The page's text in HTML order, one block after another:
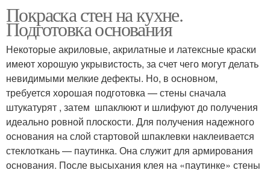
Покраска стен на кухне.
Подготовка основания
Некоторые акриловые, акрилатные и латексные краски
имеют хорошую укрывистость, за счет чего могут делать
невидимыми мелкие дефекты. Но, в основном,
требуется хорошая подготовка — стены сначала
штукатурят , затем шпаклюют и шлифуют до получения
идеально ровной плоскости. Для получения надежного
основания на слой стартовой шпаклевки наклеивается
стеклоткань — паутинка. Она служит для армирования
основания. После высыхания клея на «паутинке» стены